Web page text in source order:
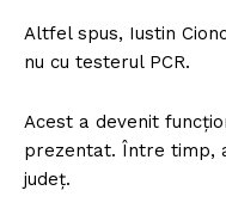
Altfel spus, Iustin
nu cu testerul PCR.
Acest a devenit
prezentat. Între timp,
județ.